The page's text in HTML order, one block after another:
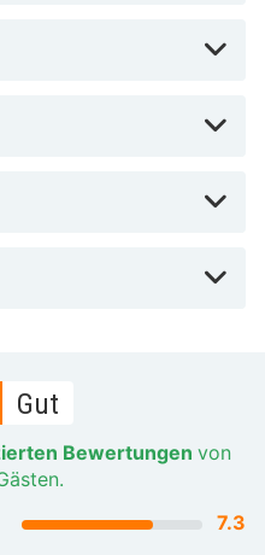
Gut
Bewertungen von
7.3